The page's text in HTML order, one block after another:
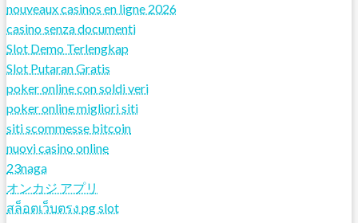
nouveaux casinos en ligne 2026
casino senza documenti
Slot Demo Terlengkap
Slot Putaran Gratis
poker online con soldi veri
poker online migliori siti
siti scommesse bitcoin
nuovi casino online
23naga
オンカジ アプリ
สล็อตเว็บตรง pg slot